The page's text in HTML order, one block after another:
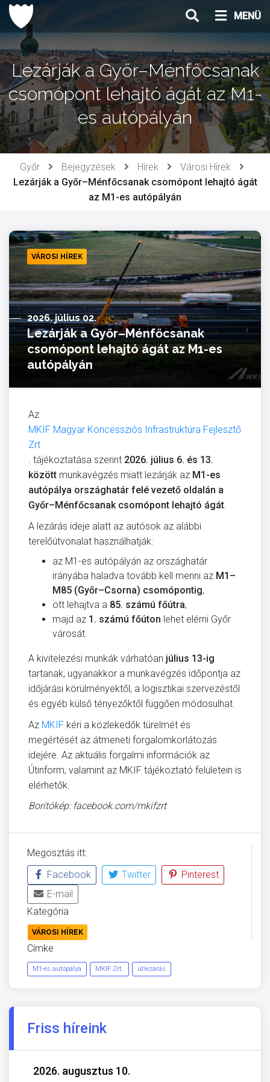
Ugrás
tartalomhoz
MENÜ
Lezárják a Győr–Ménfőcsanak
csomópont lehajtó ágát az M1-
es autópályán
Győr Bejegyzések Hírek
Városi Hírek
Lezárják a Győr–Ménfőcsanak csomópont lehajtó ágát
az M1-es autópályán
VÁROSI HÍREK
2026. július 02.
Lezárják a Győr–Ménfőcsanak
csomópont lehajtó ágát az M1-es
autópályán
Az
MKIF Magyar Koncessziós Infrastruktúra Fejlesztő
Zrt
. tájékoztatása szerint 2026. július 6. és 13.
között munkavégzés miatt lezárják az M1-es
autópálya országhatár felé vezető oldalán a
Győr–Ménfőcsanak csomópont lehajtó ágát.
A lezárás ideje alatt az autósok az alábbi
terelőútvonalat használhatják:
az M1-es autópályán az országhatár
irányába haladva tovább kell menni az M1–
M85 (Győr–Csorna) csomópontig,
ott lehajtva a 85. számú főútra,
majd az 1. számú főúton lehet elérni Győr
városát.
A kivitelezési munkák várhatóan július 13-ig
tartanak, ugyanakkor a munkavégzés időpontja az
időjárási körülményektől, a logisztikai szervezéstől
és egyéb külső tényezőktől függően módosulhat.
Az MKIF kéri a közlekedők türelmét és
megértését az átmeneti forgalomkorlátozás
idejére. Az aktuális forgalmi információk az
Útinform, valamint az MKIF tájékoztató felületein is
elérhetők.
Borítókép: facebook.com/mkifzrt
Megosztás itt:
Facebook
Twitter
Pinterest
E-mail
Kategória
VÁROSI HÍREK
Címke
M1-es autópálya MKIF Zrt. útlezárás
Friss híreink
2026. augusztus 10.